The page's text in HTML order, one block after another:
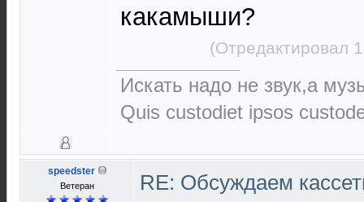
какамыши?
(Отредактировал
Искать надо не звук,а
Quis custodiet ipsos
speedster
Ветеран
RE: Обсуждаем